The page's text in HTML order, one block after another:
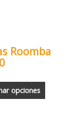
Roomba
opciones